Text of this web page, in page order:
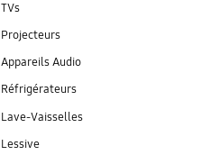
TVs
Projecteurs
Appareils Audio
Réfrigérateurs
Lave-Vaisselles
Lessive